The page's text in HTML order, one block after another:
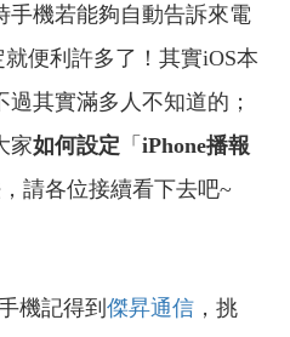
手機若能夠自動告訴來電
便利許多了！其實iOS本
其實滿多人不知道的；
家如何設定 「 iPhone播報
，請各位接續看下去吧~
機記得到 傑昇通信 ，挑